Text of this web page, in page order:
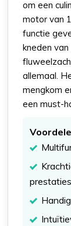
om een
motor van
functie
kneden
allemaal.
mengkom
een must-
prestaties